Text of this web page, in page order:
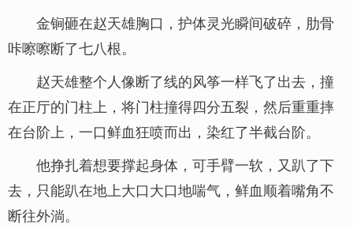
金锏砸在赵天雄胸口，护体灵光瞬间破碎，肋骨
咔嚓嚓断了七八根。
赵天雄整个人像断了线的风筝一样飞了出去，撞
在正厅的门柱上，将门柱撞得四分五裂，然后重重摔
在台阶上，一口鲜血狂喷而出，染红了半截台阶。
他挣扎着想要撑起身体，可手臂一软，又趴了下
去，只能趴在地上大口大口地喘气，鲜血顺着嘴角不
断往外淌。